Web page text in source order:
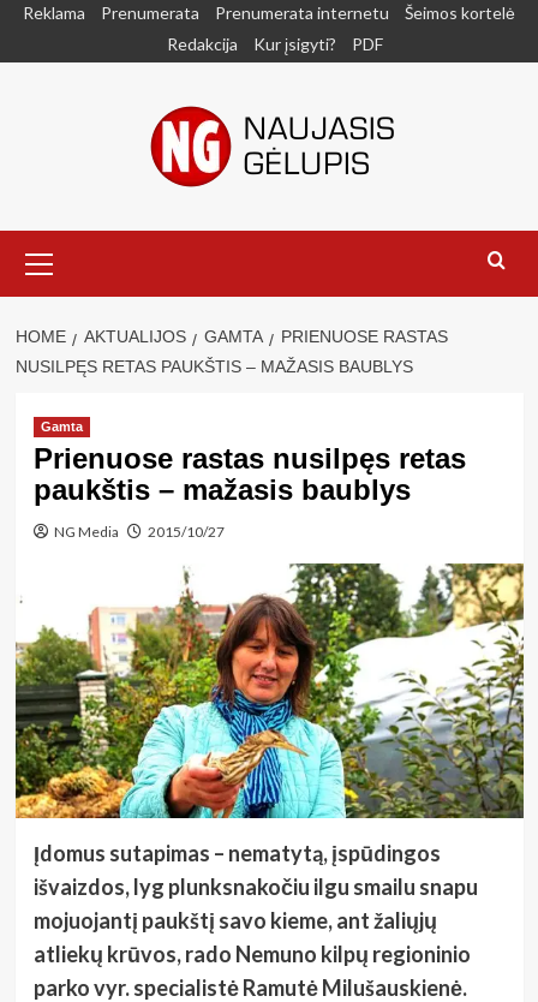
SkipReklama Prenumerata Prenumerata internetu
Šeimos kortelė
Redakcija
Kur įsigyti? PDF
Menu
HOME AKTUALIJOS GAMTA
PRIENUOSE RASTAS
NUSILPĘS RETAS PAUKŠTIS – MAŽASIS BAUBLYS
Gamta
Prienuose rastas nusilpęs retas
paukštis – mažasis baublys
NG Media 2015/10/27
Įdomus sutapimas – nematytą, įspūdingos
išvaizdos, lyg plunksnakočiu ilgu smailu snapu
mojuojantį paukštį savo kieme, ant žaliųjų
atliekų krūvos, rado Nemuno kilpų regioninio
parko vyr. specialistė Ramutė Milušauskienė.